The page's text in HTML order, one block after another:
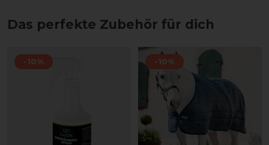
Das perfekte Zubehör für dich
-10% -10%